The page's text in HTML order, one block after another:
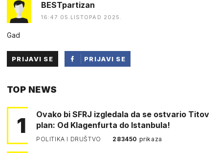
BESTpartizan
16:47 05.LISTOPAD 2025.
Gad
PRIJAVI SE
PRIJAVI SE
TOP NEWS
1
Ovako bi SFRJ izgledala da se ostvario Titov
plan: Od Klagenfurta do Istanbula!
POLITIKA I DRUŠTVO 283450 prikaza